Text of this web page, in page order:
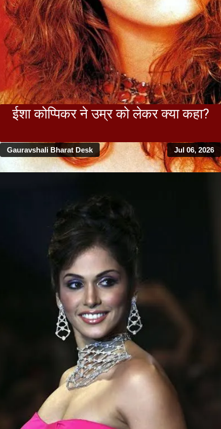
Jul 06, 2026
Gauravshali Bharat Desk
ईशा कोप्पिकर ने उम्र को लेकर क्या कहा?